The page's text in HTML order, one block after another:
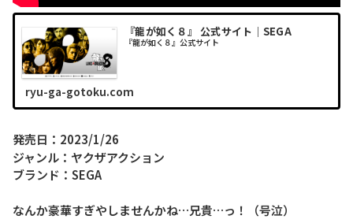
『龍が如く８』 公式サイト｜SEGA
『龍が如く８』公式サイト
ryu-ga-gotoku.com
発売日：2023/1/26
ジャンル：ヤクザアクション
ブランド：SEGA
なんか豪華すぎやしませんかね…兄貴…っ！（号泣）